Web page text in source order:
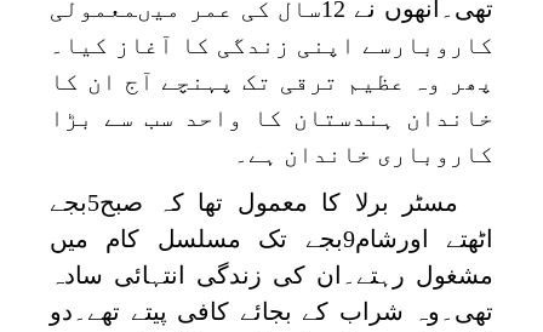
تھی۔انھوں نے 12سال کی عمر میںمعمولی
کاروبارسے اپنی زندگی کا آغاز کیا۔
پھر وہ عظیم ترقی تک پہنچے آج ان کا
خاندان ہندستان کا واحد سب سے بڑا
کاروباری خاندان ہے۔
مسٹر برلا کا معمول تھا کہ صبح5بجے
اٹھتے اورشام9بجے تک مسلسل کام میں
مشغول رہتے۔ان کی زندگی انتہائی سادہ
تھی۔وہ شراب کے بجائے کافی پیتے تھے۔دو